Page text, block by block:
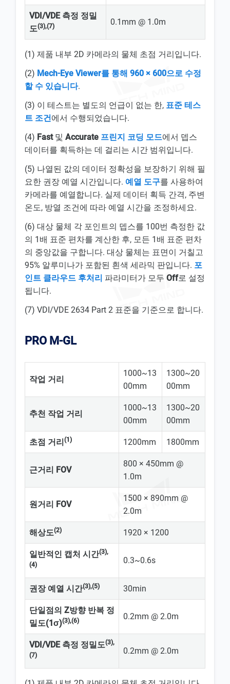
VDI/VDE 측정 정밀
도(3),(7) 0.1mm @ 1.0m
(1) 제품 내부 2D 카메라의 물체 초점 거리입니다.
(2) Mech-Eye Viewer를 통해 960 × 600으로 수정
할 수 있습니다.
(3) 이 테스트는 별도의 언급이 없는 한, 표준 테스
트 조건에서 수행되었습니다.
(4) Fast및 Accurate 프린지 코딩 모드에서 뎁스
데이터를 획득하는 데 걸리는 시간 범위입니다.
(5) 나열된 값의 데이터 정확성을 보장하기 위해 필
요한 권장 예열 시간입니다. 예열 도구를 사용하여
카메라를 예열합니다. 실제 데이터 획득 간격, 주변
온도, 방열 조건에 따라 예열 시간을 조정하세요.
(6) 대상 물체 각 포인트의 뎁스를 100번 측정한 값
의 1배 표준 편차를 계산한 후, 모든 1배 표준 편차
의 중앙값을 구합니다. 대상 물체는 표면이 거칠고
95% 알루미나가 포함된 흰색 세라믹 판입니다. 포
인트 클라우드 후처리 파라미터가 모두 Off로 설정
됩니다.
(7) VDI/VDE 2634 Part 2 표준을 기준으로 합니다.
PRO M-GL
작업 거리
1000~13
00mm
1300~20
00mm
추천 작업 거리
1000~13
00mm
1300~20
00mm
초점 거리 (1) 1200mm 1800mm
근거리 FOV
800 × 450mm @
1.0m
원거리 FOV
1500 × 890mm @
2.0m
해상도(2) 1920 × 1200
일반적인 캡처 시간(3),
(4)
0.3~0.6s
권장 예열 시간(3),(5) 30min
단일점의 Z방향 반복 정
밀도(1σ)(3),(6) 0.2mm @ 2.0m
VDI/VDE 측정 정밀도(3),
(7)
0.2mm @ 2.0m